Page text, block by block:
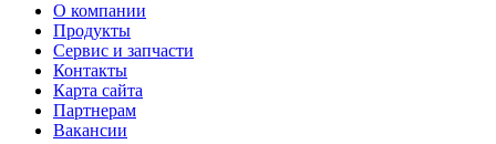
О компании
Продукты
Сервис и запчасти
Контакты
Карта сайта
Партнерам
Вакансии